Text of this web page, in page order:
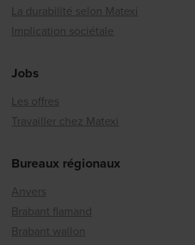
La durabilité selon Matexi
Implication sociétale
Jobs
Les offres
Travailler chez Matexi
Bureaux régionaux
Anvers
Brabant flamand
Brabant wallon